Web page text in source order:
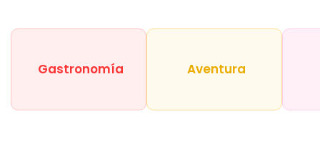
Gastronomía Aventura